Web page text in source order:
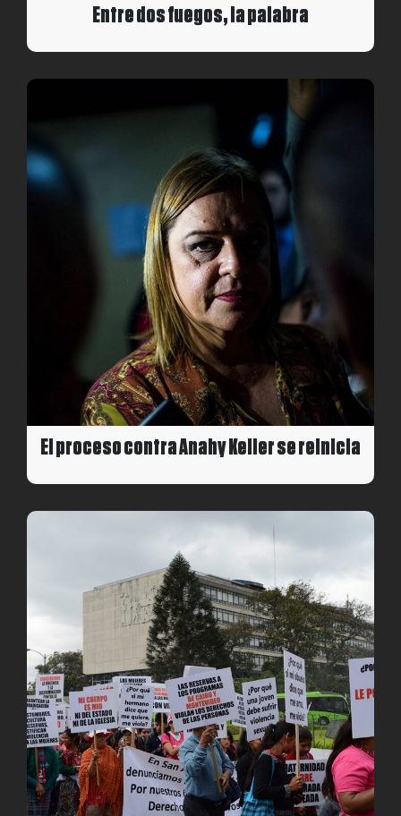
Entre dos fuegos, la palabra
El proceso contra Anahy Keller se reinicia